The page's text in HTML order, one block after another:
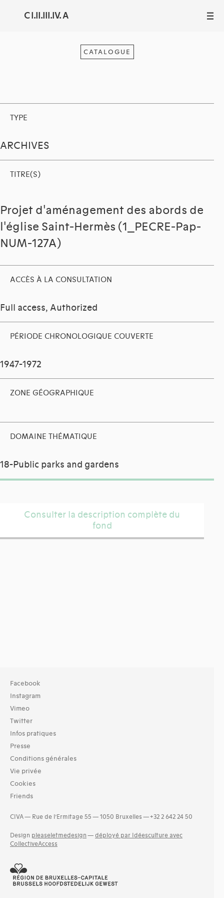
C I.II.III.IV. A III
CATALOGUE
TYPE
ARCHIVES
TITRE(S)
Projet d'aménagement des abords de
l'église Saint-Hermès (1_PECRE-Pap-
NUM-127A)
ACCÈS À LA CONSULTATION
Full access, Authorized
PÉRIODE CHRONOLOGIQUE COUVERTE
1947-1972
ZONE GÉOGRAPHIQUE
DOMAINE THÉMATIQUE
18-Public parks and gardens
Consulter la description complète du
fond
Facebook
Instagram
Vimeo
Twitter
Infos pratiques
Presse
Conditions générales
Vie privée
Cookies
Friends
CIVA — Rue de l’Ermitage 55 — 1050 Bruxelles — +32 2 642 24 50
Design pleaseletmedesign — déployé par Idéesculture avec
CollectiveAccess